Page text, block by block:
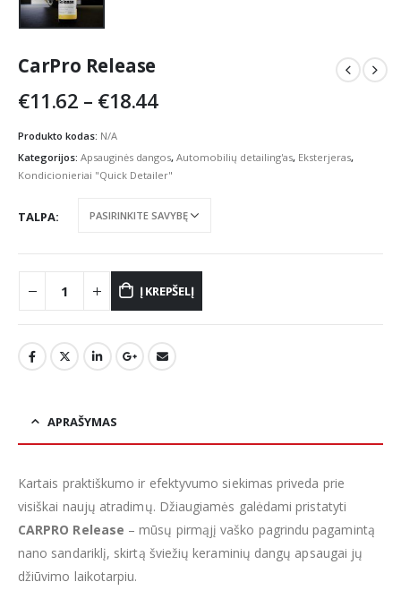
CarPro Release
€11.62 – €18.44Price
through
€18.44
Produkto kodas: N/A
Kategorijos: Apsauginės dangos, Automobilių detailing'as, Eksterjeras,
Kondicionieriai "Quick Detailer"
TALPA
Į KREPŠELĮ
APRAŠYMAS
Kartais praktiškumo ir efektyvumo siekimas priveda prie
visiškai naujų atradimų. Džiaugiamės galėdami pristatyti
CARPRO Release – mūsų pirmąjį vaško pagrindu pagamintą
nano sandariklį, skirtą šviežių keraminių dangų apsaugai jų
džiūvimo laikotarpiu.